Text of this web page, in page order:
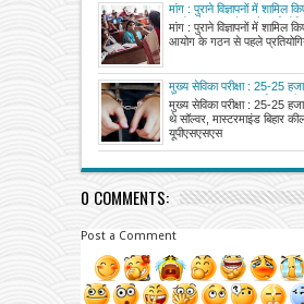
मांग : पुराने विज्ञापनों में शामिल
आयोग के गठन से पहले
मांग : पुराने विज्ञापनों में शामिल
आयोग के गठन से पहले
मुख्य सेविका परीक्षा : 25-25
थे सॉल्वर, मास्टरमाइंड बिहार की
मुख्य सेविका परीक्षा : 25-25
थे सॉल्वर, मास्टरमाइंड बिहार
यूपीएसएसएस
0 COMMENTS:
Post a Comment